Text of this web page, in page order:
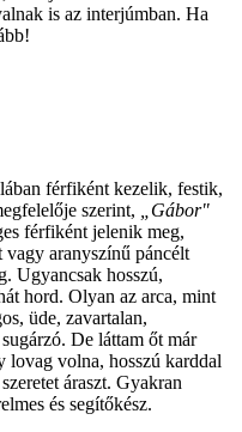
is az interjúmban. Ha
férfiként kezelik, festik,
szerint, „Gábor"
férfiként jelenik meg,
vagy aranyszínű páncélt
Ugyancsak hosszú,
hord. Olyan az arca, mint
üde, zavartalan,
De láttam őt már
lovag volna, hosszú karddal
áraszt. Gyakran
és segítőkész.